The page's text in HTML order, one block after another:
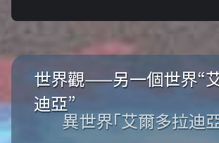
世界觀——另一個世界“
迪亞”
異世界「艾爾多拉迪